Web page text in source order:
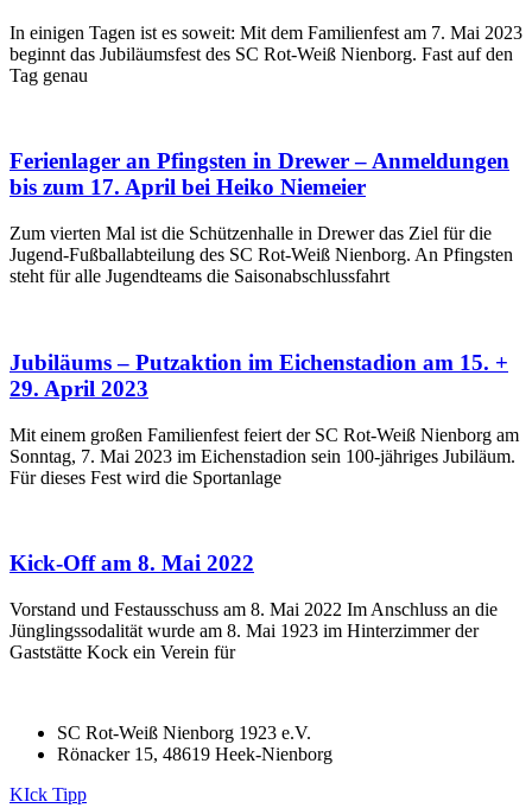
In einigen Tagen ist es soweit: Mit dem Familienfest am 7. Mai 2023
beginnt das Jubiläumsfest des SC Rot-Weiß Nienborg. Fast auf den
Tag genau
Ferienlager an Pfingsten in Drewer – Anmeldungen
bis zum 17. April bei Heiko Niemeier
Zum vierten Mal ist die Schützenhalle in Drewer das Ziel für die
Jugend-Fußballabteilung des SC Rot-Weiß Nienborg. An Pfingsten
steht für alle Jugendteams die Saisonabschlussfahrt
Jubiläums – Putzaktion im Eichenstadion am 15. +
29. April 2023
Mit einem großen Familienfest feiert der SC Rot-Weiß Nienborg am
Sonntag, 7. Mai 2023 im Eichenstadion sein 100-jähriges Jubiläum.
Für dieses Fest wird die Sportanlage
Kick-Off am 8. Mai 2022
Vorstand und Festausschuss am 8. Mai 2022 Im Anschluss an die
Jünglingssodalität wurde am 8. Mai 1923 im Hinterzimmer der
Gaststätte Kock ein Verein für
SC Rot-Weiß Nienborg 1923 e.V.
Rönacker 15, 48619 Heek-Nienborg
KIck Tipp